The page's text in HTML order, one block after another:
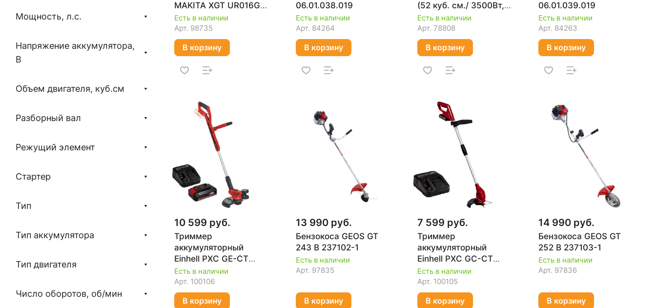
MAKITA XGT UR016GZ
(без АКБ и ЗУ)
Есть в наличии
Арт. 98735
В корзину
06.01.038.019
Есть в наличии
Арт. 84264
В корзину
(52 куб. см./ 3500Вт,
катушка/ диск 3Т)
Есть в наличии
Арт. 78808
В корзину
06.01.039.019
Есть в наличии
Арт. 84263
В корзину
10 599 руб.
Триммер
аккумуляторный
Einhell PXC GE-CT
18/30 Li 3411250SET
Есть в наличии
Арт. 100106
В корзину
13 990 руб.
Бензокоса GEOS GT
243 B 237102-1
Есть в наличии
Арт. 97835
В корзину
7 599 руб.
Триммер
аккумуляторный
Einhell PXC GC-CT
18/24 Li 3411123SET
Есть в наличии
Арт. 100105
В корзину
14 990 руб.
Бензокоса GEOS GT
252 B 237103-1
Есть в наличии
Арт. 97836
В корзину
Мощность, л.с.
Напряжение аккумулятора,
В
Объем двигателя, куб.см
Разборный вал
Режущий элемент
Стартер
Тип
Тип аккумулятора
Тип двигателя
Число оборотов, об/мин